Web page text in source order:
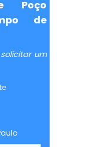
Poço
de
um